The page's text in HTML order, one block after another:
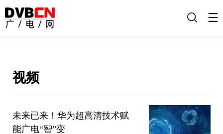
搜
视频
未来已来！华为超高清技术赋
能广电“智”变